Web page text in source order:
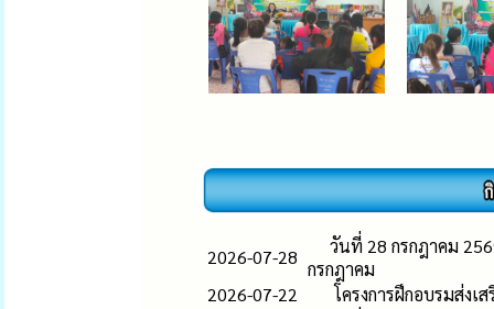
2026-07-28
วันที่ 28 กรกฎาคม
กรกฎาคม
2026-07-22
โครงการฝึกอบรมส่ง